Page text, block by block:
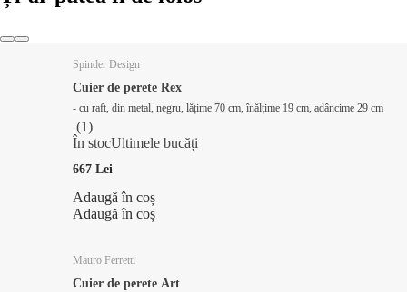
Spinder Design
Cuier de perete Rex
- cu raft, din metal, negru, lățime 70 cm, înălțime 19 cm, adâncime 29 cm
(1)
În stocUltimele bucăți
667 Lei
Adaugă în coș
Adaugă în coș
Mauro Ferretti
Cuier de perete Art